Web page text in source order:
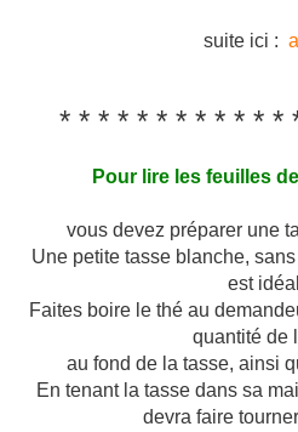
suite ici :
* * * * * * * * * * * *
Pour lire les feuilles
vous devez préparer une
Une petite tasse blanche,
est
Faites boire le thé au
quantité de
au fond de la tasse, ainsi
En tenant la tasse dans sa
devra faire